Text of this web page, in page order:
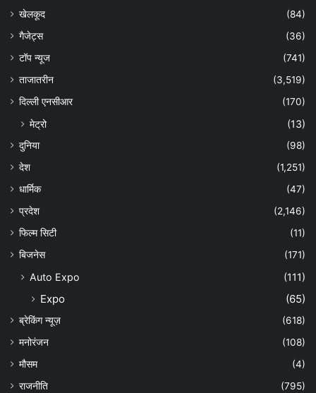
खेलकूद
(84)
गैजेट्स
(36)
टॉप न्यूज
(741)
ताजातरीन
(3,519)
दिल्ली एनसीआर
(170)
मेट्रो (13)
दुनिया
(98)
देश
(1,251)
धार्मिक
(47)
प्रदेश
(2,146)
फिल्म सिटी
(11)
बिजनेस
(171)
Auto Expo (111)
Expo (65)
ब्रेकिंग न्यूज़
(618)
मनोरंजन
(108)
मौसम
(4)
राजनीति
(795)